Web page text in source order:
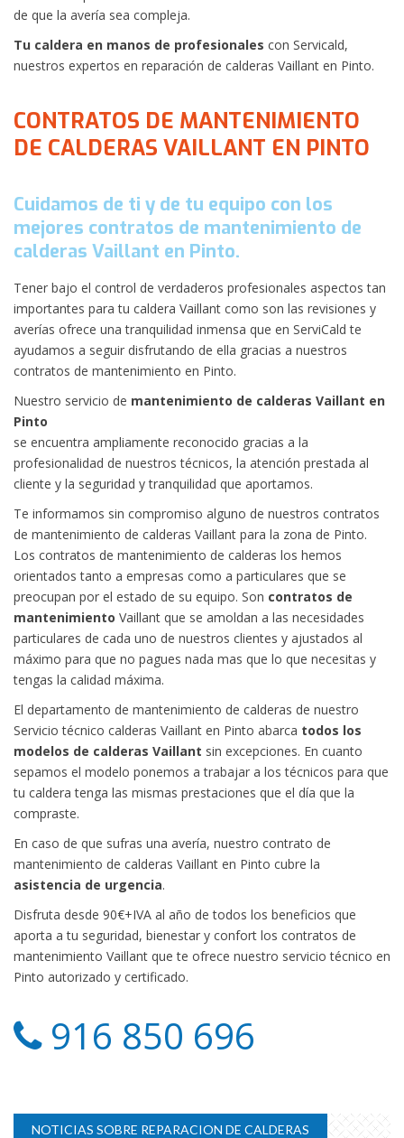
de que la avería sea compleja.
Tu caldera en manos de profesionales con Servicald,
nuestros expertos en reparación de calderas Vaillant en Pinto.
CONTRATOS DE MANTENIMIENTO
DE CALDERAS VAILLANT EN PINTO
Cuidamos de ti y de tu equipo con los
mejores contratos de mantenimiento de
calderas Vaillant en Pinto.
Tener bajo el control de verdaderos profesionales aspectos tan
importantes para tu caldera Vaillant como son las revisiones y
averías ofrece una tranquilidad inmensa que en ServiCald te
ayudamos a seguir disfrutando de ella gracias a nuestros
contratos de mantenimiento en Pinto.
Nuestro servicio de mantenimiento de calderas Vaillant en
Pinto
se encuentra ampliamente reconocido gracias a la
profesionalidad de nuestros técnicos, la atención prestada al
cliente y la seguridad y tranquilidad que aportamos.
Te informamos sin compromiso alguno de nuestros contratos
de mantenimiento de calderas Vaillant para la zona de Pinto.
Los contratos de mantenimiento de calderas los hemos
orientados tanto a empresas como a particulares que se
preocupan por el estado de su equipo. Son contratos de
mantenimiento Vaillant que se amoldan a las necesidades
particulares de cada uno de nuestros clientes y ajustados al
máximo para que no pagues nada mas que lo que necesitas y
tengas la calidad máxima.
El departamento de mantenimiento de calderas de nuestro
Servicio técnico calderas Vaillant en Pinto abarca todos los
modelos de calderas Vaillant sin excepciones. En cuanto
sepamos el modelo ponemos a trabajar a los técnicos para que
tu caldera tenga las mismas prestaciones que el día que la
compraste.
En caso de que sufras una avería, nuestro contrato de
mantenimiento de calderas Vaillant en Pinto cubre la
asistencia de urgencia.
Disfruta desde 90€+IVA al año de todos los beneficios que
aporta a tu seguridad, bienestar y confort los contratos de
mantenimiento Vaillant que te ofrece nuestro servicio técnico en
Pinto autorizado y certificado.
916 850 696
NOTICIAS SOBRE REPARACION DE CALDERAS